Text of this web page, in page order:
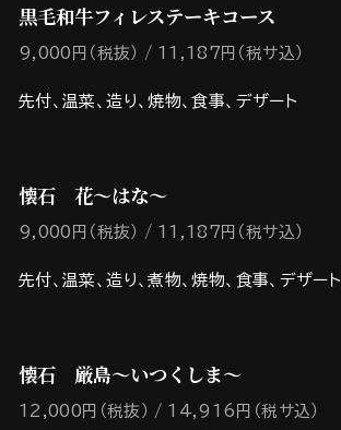
黒毛和牛フィレステーキコース
9,000円（税抜） 11,187円（税サ込）
先付、温菜、造り、焼物、食事、デザート
懐石 花～はな～
9,000円（税抜） 11,187円（税サ込）
先付、温菜、造り、煮物、焼物、食事、デザート
懐石 厳島～いつくしま～
12,000円（税抜） 14,916円（税サ込）